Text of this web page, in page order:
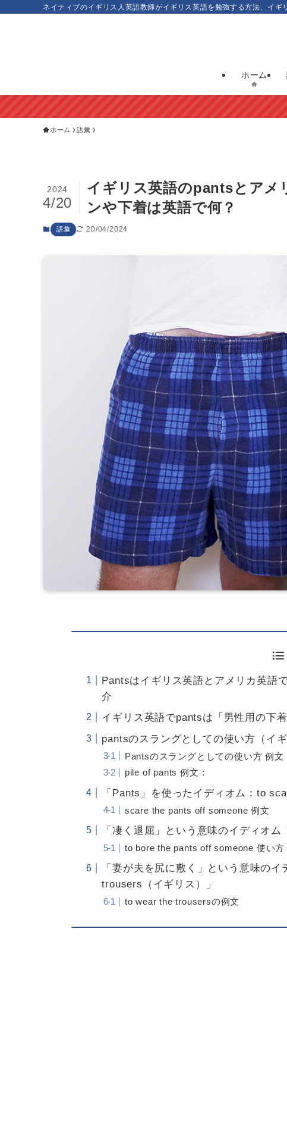
ネイティブのイギリス人英語教師がイギリス英語を勉強する方法、イ
ホーム
ホーム 語彙
イギリス英語のpantsとアメ
ンや下着は英語で何？
2024
4/20
語彙 20/04/2024
Pantsはイギリス英語とアメリカ英語
介
イギリス英語でpantsは「男性用の下
pantsのスラングとしての使い方（イギ
Pantsのスラングとしての使い方 例文
pile of pants 例文：
「Pants」を使ったイディオム：to
scare the pants off someone 例文
「凄く退屈」という意味のイディオ
to bore the pants off someone 使い方
「妻が夫を尻に敷く」という意味の
trousers（イギリス）」
to wear the trousersの例文